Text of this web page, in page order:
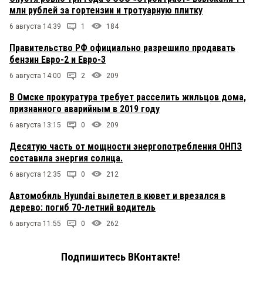
млн рублей за гортензии и тротуарную плитку
6 августа 14:39 1 184
Правительство РФ официально разрешило продавать
бензин Евро-2 и Евро-3
6 августа 14:00 2 209
В Омске прокуратура требует расселить жильцов дома,
признанного аварийным в 2019 году
6 августа 13:15 0 209
Десятую часть от мощности энергопотребления ОНПЗ
составила энергия солнца.
6 августа 12:35 0 212
Автомобиль Hyundai вылетел в кювет и врезался в
дерево: погиб 70-летний водитель
6 августа 11:55 0 262
Подпишитесь ВКонтакте!